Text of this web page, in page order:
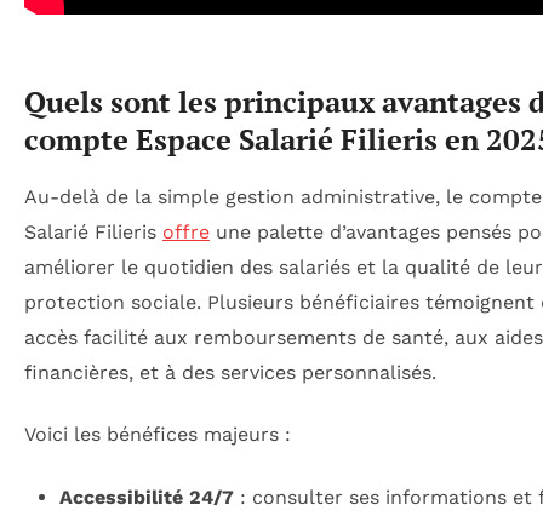
Quels sont les principaux avantages
compte Espace Salarié Filieris en
Au-delà de la simple gestion administrative, le compte
Salarié Filieris offre une palette d’avantages pensés
améliorer le quotidien des salariés et la qualité de leur
protection sociale. Plusieurs bénéficiaires témoignent
accès facilité aux remboursements de santé, aux aides
financières, et à des services personnalisés.
Voici les bénéfices majeurs :
Accessibilité 24/7: consulter ses informations et